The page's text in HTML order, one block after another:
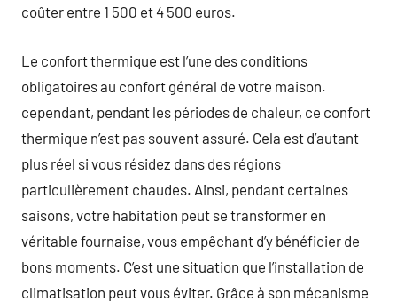
coûter entre 1 500 et 4 500 euros.
Le confort thermique est l’une des conditions
obligatoires au confort général de votre maison.
cependant, pendant les périodes de chaleur, ce confort
thermique n’est pas souvent assuré. Cela est d’autant
plus réel si vous résidez dans des régions
particulièrement chaudes. Ainsi, pendant certaines
saisons, votre habitation peut se transformer en
véritable fournaise, vous empêchant d’y bénéficier de
bons moments. C’est une situation que l’installation de
climatisation peut vous éviter. Grâce à son mécanisme